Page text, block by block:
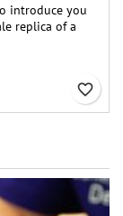
introduce you
replica of a
small in size
higher-level kits.
favorite_border